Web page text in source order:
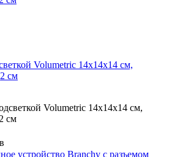
Volumetric 14x14x14 см,
см